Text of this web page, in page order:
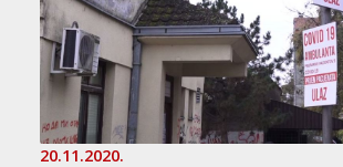
20.11.2020.